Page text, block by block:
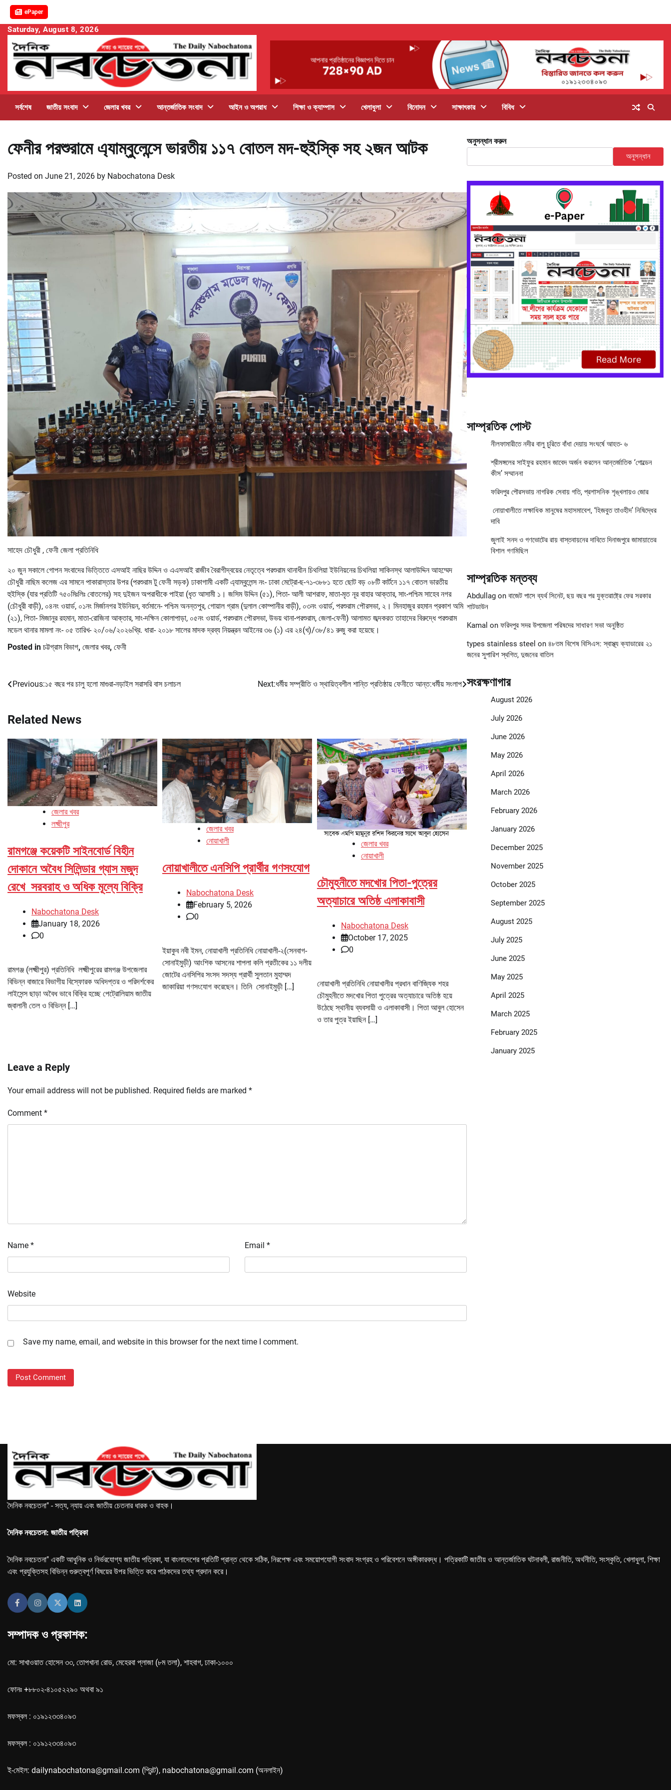
ePaper
Skip
content
Saturday, August 8, 2026
সর্বশেষ জাতীয় সংবাদ জেলার খবর আন্তর্জাতিক সংবাদ আইন ও অপরাধ শিক্ষা ও ক্যাম্পাস খেলাধুলা বিনোদন সাক্ষাৎকার বিবিধ
ফেনীর পরশুরামে এ্যাম্বুলেন্সে ভারতীয় ১১৭ বোতল মদ-হুইস্কি সহ ২জন আটক
Posted on June 21, 2026 by Nabochatona Desk
সাহেদ চৌধুরী , ফেনী জেলা প্রতিনিধি
২০ জুন সকালে গোপন সংবাদের ভিত্তিতে এসআই নাছির উদ্দিন ও এএসআই রাজীব বৈরাগীদ্বয়ের নেতৃত্বে পরশুরাম থানাধীন চিথলিয়া ইউনিয়নের চিথলিয়া সাকিনস্থ আলাউদ্দিন আহম্মেদ
চৌধুরী নাছিম কলেজ এর সামনে পাকারাস্তার উপর (পরশুরাম টু ফেনী সড়ক) ঢাকাগামী একটি এ্যাম্বুলেন্স নং- ঢাকা মেট্রো-ছ-৭১-৩৮৮১ হতে ছোট বড় ০৮টি কার্টনে ১১৭ বোতল ভারতীয়
হুইস্কি (যার প্রতিটি ৭৫০মিঃলিঃ বোতলের) সহ দুইজন অপরাধীকে পাইয়া (ধৃত আসামী ১। জসিম উদ্দিন (৫১), পিতা- আলী আশরাফ, মাতা-মৃত নূর বাহার আক্তার, সাং-পশ্চিম সাহেব নগর
(চৌধুরী বাড়ী), ০৪নং ওয়ার্ড, ০১নং মির্জানগর ইউনিয়ন, বর্তমানে- পশ্চিম অনন্তপুর, গোয়াল গ্রাম (দুলাল কোম্পানীর বাড়ী), ০৩নং ওয়ার্ড, পরশুরাম পৌরসভা, ২। মিনহাজুর রহমান প্রকাশ অমি
(২১), পিতা- মিজানুর রহমান, মাতা-রোজিনা আক্তার, সাং-দক্ষিন কোলাপাড়া, ০৫নং ওয়ার্ড, পরশুরাম পৌরসভা, উভয় থানা-পরশুরাম, জেলা-ফেনী) আলামত জব্দকরত তাহাদের বিরুদ্ধে পরশুরাম
মডেল থানার মামলা নং- ০৫ তারিখ- ২০/০৬/২০২৬খ্রি. ধারা- ২০১৮ সালের মাদক দ্রব্য নিয়ন্ত্রন আইনের ৩৬ (১) এর ২৪(খ)/৩৮/৪১ রুজু করা হয়েছে।
Posted in চট্টগ্রাম বিভাগ, জেলার খবর, ফেনী
Post
Previous:১৫ বছর পর চালু হলো মাগুরা-নড়াইল সরাসরি বাস চলাচল Next:ধর্মীয় সম্প্রীতি ও স্থায়িত্বশীল শান্তি প্রতিষ্ঠায় ফেনীতে আন্ত:ধর্মীয় সংলাপ
Related News
জেলার খবর
লক্ষ্মীপুর
রামগঞ্জে কয়েকটি সাইনবোর্ড বিহীন
দোকানে অবৈধ সিলিন্ডার গ্যাস মজুদ
রেখে সরবরাহ ও অধিক মূল্যে বিক্রি
Nabochatona Desk
January 18, 2026
0
রামগঞ্জ (লক্ষ্মীপুর) প্রতিনিধি লক্ষ্মীপুরের রামগঞ্জ উপজেলার
বিভিন্ন বাজারে বিভাগীয় বিস্ফোরক অধিদপ্তর ও পরিদর্শকের
লাইসেন্স ছাড়া অবৈধ ভাবে বিক্রি হচ্ছে পেট্রোলিয়াম জাতীয়
জ্বালানী তেল ও বিভিন্ন […]
জেলার খবর
নোয়াখালী
নোয়াখালীতে এনসিপি প্রার্থীর গণসংযোগ
Nabochatona Desk
February 5, 2026
0
ইয়াকুব নবী ইমন, নোয়াখালী প্রতিনিধি নোয়াখালী-২(সেনবাগ-
সোনাইমুড়ী) আংশিক আসনের শাপলা কলি প্রতীকের ১১ দলীয়
জোটের এনসিপির সংসদ সদস্য প্রার্থী সুলতান মুহাম্মদ
জাকারিয়া গণসংযোগ করেছেন। তিনি সোনাইমুড়ী […]
জেলার খবর
নোয়াখালী
চৌমুহনীতে মদখোর পিতা-পুত্রের
অত্যাচারে অতিষ্ঠ এলাকাবাসী
Nabochatona Desk
October 17, 2025
0
নোয়াখালী প্রতিনিধি নোয়াখালীর প্রধান বাণিজ্যিক শহর
চৌমুহনীতে মদখোর পিতা পুত্রের অত্যাচারে অতিষ্ঠ হয়ে
উঠেছে স্থানীয় ব্যবসায়ী ও এলাকাবাসী। পিতা আবুল হোসেন
ও তার পুত্র ইয়াছিন […]
Leave a Reply
Your email address will not be published. Required fields are marked *
Comment *
Name * Email *
Website
Save my name, email, and website in this browser for the next time I comment.
অনুসন্ধান করুন
অনুসন্ধান
সাম্প্রতিক পোস্ট
নীলফামারীতে নদীর বালু চুরিতে বাঁধা দেয়ায় সংঘর্ষে আহত- ৬
শ্রীমঙ্গলের সাইফুর রহমান জাবেদ অর্জন করলেন আন্তর্জাতিক ‘গোল্ডেন
কীস’ সম্মাননা
ফরিদপুর পৌরসভায় নাগরিক সেবায় গতি, প্রশাসনিক শৃঙ্খলায়ও জোর
নোয়াখালীতে লক্ষাধিক মানুষের মহাসমাবেশ, ‘হিজবুত তাওহীদ’ নিষিদ্ধের
দাবি
জুলাই সনদ ও গণভোটের রায় বাস্তবায়নের দাবিতে দিনাজপুরে জামায়াতের
বিশাল গণমিছিল
সাম্প্রতিক মন্তব্য
Abdullagon বাজেট পাসে ব্যর্থ সিনেট, ছয় বছর পর যুক্তরাষ্ট্রে ফের সরকার
শাটডাউন
Kamal on ফরিদপুর সদর উপজেলা পরিষদের সাধারণ সভা অনুষ্ঠিত
types stainless steel on ৪৮তম বিশেষ বিসিএস: স্বাস্থ্য ক্যাডারের ২১
জনের সুপারিশ স্থগিত, দুজনের বাতিল
সংরক্ষণাগার
August 2026
July 2026
June 2026
May 2026
April 2026
March 2026
February 2026
January 2026
December 2025
November 2025
October 2025
September 2025
August 2025
July 2025
June 2025
May 2025
April 2025
March 2025
February 2025
January 2025
দৈনিক নবচেতনা" - সত্য, ন্যায় এবং জাতীয় চেতনার ধারক ও বাহক।
দৈনিক নবচেতনা: জাতীয় পত্রিকা
দৈনিক নবচেতনা" একটি আধুনিক ও নির্ভরযোগ্য জাতীয় পত্রিকা, যা বাংলাদেশের প্রতিটি প্রান্ত থেকে সঠিক, নিরপেক্ষ এবং সময়োপযোগী সংবাদ সংগ্রহ ও পরিবেশনে অঙ্গীকারবদ্ধ। পত্রিকাটি জাতীয় ও আন্তর্জাতিক ঘটনাবলী, রাজনীতি, অর্থনীতি, সংস্কৃতি, খেলাধুলা, শিক্ষা
এবং প্রযুক্তিসহ বিভিন্ন গুরুত্বপূর্ণ বিষয়ের উপর ভিত্তি করে পাঠকদের তথ্য প্রদান করে।
সম্পাদক ও প্রকাশক:
মো: সাখাওয়াত হোসেন ৩৩, তোপখানা রোড, মেহেরবা প্লাজা (৮ম তলা), শাহবাগ, ঢাকা-১০০০
ফোনঃ +৮৮০২-৪১০৫২২৯০ অথবা ৯১
মফস্বল : ০১৯১২৩৩৪০৯৩
মফস্বল : ০১৯১২৩৩৪০৯৩
ই-মেইল: dailynabochatona@gmail.com (প্রিন্ট), nabochatona@gmail.com (অনলাইন)